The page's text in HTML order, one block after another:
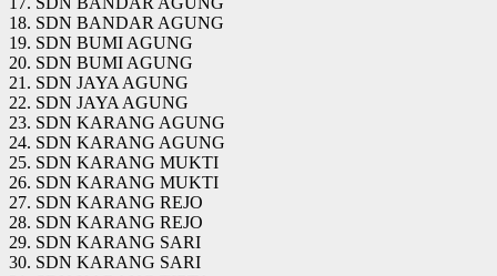
18. SDN BANDAR AGUNG
19. SDN BUMI AGUNG
20. SDN BUMI AGUNG
21. SDN JAYA AGUNG
22. SDN JAYA AGUNG
23. SDN KARANG AGUNG
24. SDN KARANG AGUNG
25. SDN KARANG MUKTI
26. SDN KARANG MUKTI
27. SDN KARANG REJO
28. SDN KARANG REJO
29. SDN KARANG SARI
30. SDN KARANG SARI